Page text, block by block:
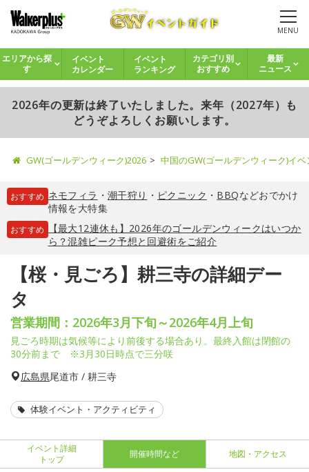
MENU
エリアから探
す
イベント
カレンダー
イベント
ランキング
カテゴリ別
おすすめ
最新
ニュース
2026年の更新は終了いたしました。来年（2027年）も
どうぞよろしくお願いします。
GW(ゴールデンウィーク)2026 中国のGW(ゴールデンウィーク)イ
おすすめ ネモフィラ ・ 潮干狩り ・ ピクニック ・ BBQなどおでかけ
情報を大特集
おすすめ
【最大12連休も】2026年のゴールデンウィークはいつか
ら？混雑ピーク予想と回避術をご紹介
【桜・見ごろ】耕三寺の詳細デー
タ
営業期間：2026年3月下旬～2026年4月上旬
見ごろ時期は気候等により前後する場合あり。最終入館は閉館の
30分前まで ※3月30日時点で三分咲
広島県尾道市 / 耕三寺
体験イベント・アクティビティ
イベント詳細
トップ
開催時間など 地図・アクセス